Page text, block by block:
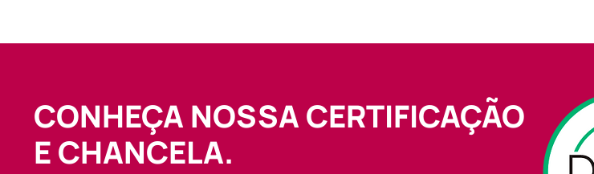
CONHEÇA NOSSA CERTIFICAÇÃO
E CHANCELA.